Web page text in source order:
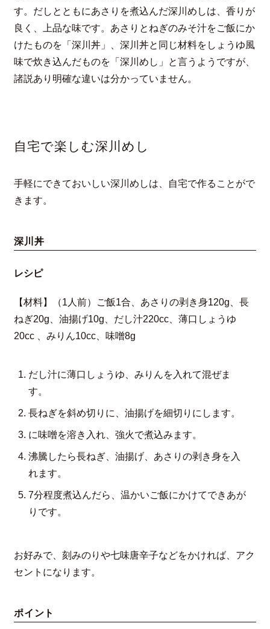
す。だしとともにあさりを煮込んだ深川めしは、香りが
良く、上品な味です。あさりとねぎのみそ汁をご飯にか
けたものを「深川丼」、深川丼と同じ材料をしょうゆ風
味で炊き込んだものを「深川めし」と言うようですが、
諸説あり明確な違いは分かっていません。
自宅で楽しむ深川めし
手軽にできておいしい深川めしは、自宅で作ることがで
きます。
深川丼
レシピ
【材料】（1人前）ご飯1合、あさりの剥き身120g、長
ねぎ20g、油揚げ10g、だし汁220cc、薄口しょうゆ
20cc 、みりん10cc、味噌8g
だし汁に薄口しょうゆ、みりんを入れて混ぜま
す。
長ねぎを斜め切りに、油揚げを細切りにします。
に味噌を溶き入れ、強火で煮込みます。
沸騰したら長ねぎ、油揚げ、あさりの剥き身を入
れます。
7分程度煮込んだら、温かいご飯にかけてできあが
りです。
お好みで、刻みのりや七味唐辛子などをかければ、アク
セントになります。
ポイント